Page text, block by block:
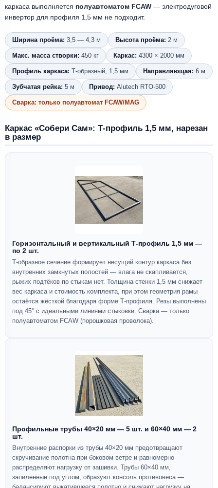
каркаса выполняется полуавтоматом FCAW — электродуговой
инвертор для профиля 1,5 мм не подходит.
Ширина проёма: 3,5 — 4,3 м Высота проёма: 2 м
Макс. масса створки: 450 кг Каркас: 4300 × 2000 мм
Профиль каркаса: Т-образный, 1,5 мм Направляющая: 6 м
Зубчатая рейка: 5 м Привод: Alutech RTO-500
Сварка: только полуавтомат FCAW/MAG
Каркас «Собери Сам»: Т-профиль 1,5 мм, нарезан
в размер
Горизонтальный и вертикальный Т-профиль 1,5 мм —
по 2 шт.
Т-образное сечение формирует несущий контур каркаса без
внутренних замкнутых полостей — влага не скапливается,
рыжих подтёков по стыкам нет. Толщина стенки 1,5 мм снижает
вес каркаса и стоимость комплекта, при этом геометрия рамы
остаётся жёсткой благодаря форме Т-профиля. Резы выполнены
под 45° с идеальными линиями стыковки. Сварка — только
полуавтоматом FCAW (порошковая проволока).
Профильные трубы 40×20 мм — 5 шт. и 60×40 мм — 2
шт.
Внутренние распорки из трубы 40×20 мм предотвращают
скручивание полотна при боковом ветре и равномерно
распределяют нагрузку от зашивки. Трубы 60×40 мм,
запиленные под углом, образуют консоль противовеса —